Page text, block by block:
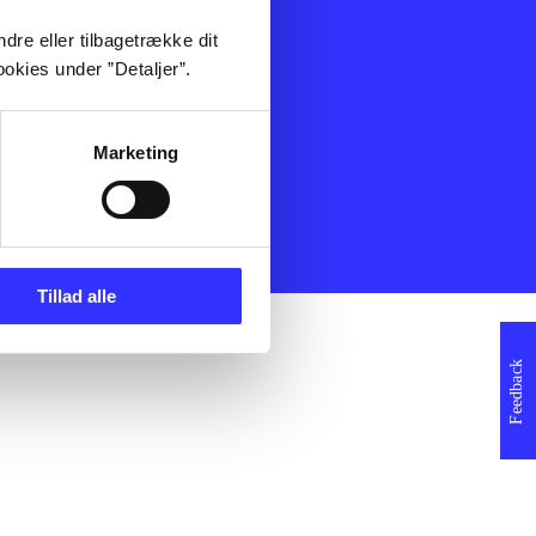
eller tilbagetrække dit
under ”Detaljer”.
Marketing
Tillad alle
Feedback
Film
Musik